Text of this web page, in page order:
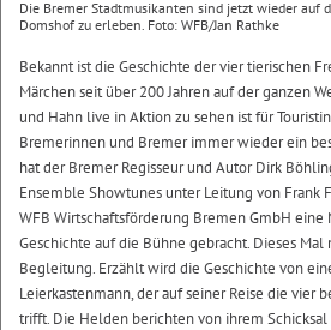
Die Bremer Stadtmusikanten sind jetzt wieder auf
Domshof zu erleben. Foto: WFB/Jan Rathke
Bekannt ist die Geschichte der vier tierischen
Märchen seit über 200 Jahren auf der ganzen
und Hahn live in Aktion zu sehen ist für
Bremerinnen und Bremer immer wieder ein
hat der Bremer Regisseur und Autor Dirk
Ensemble Showtunes unter Leitung von Frank
WFB Wirtschaftsförderung Bremen GmbH
Geschichte auf die Bühne gebracht. Dieses
Begleitung. Erzählt wird die Geschichte von
Leierkastenmann, der auf seiner Reise die vier
trifft. Die Helden berichten von ihrem